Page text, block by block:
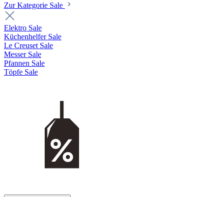
Zur Kategorie Sale
Elektro Sale
Küchenhelfer Sale
Le Creuset Sale
Messer Sale
Pfannen Sale
Töpfe Sale